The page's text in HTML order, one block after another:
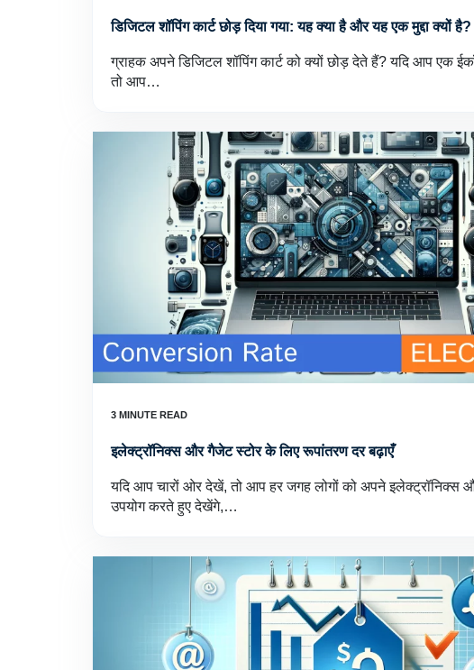
डिजिटल शॉपिंग कार्ट छोड़ दिया गया: यह क्या है और यह एक मुद्दा क्यों है?
ग्राहक अपने डिजिटल शॉपिंग कार्ट को क्यों छोड़ देते हैं? यदि आप एक
तो आप…
इलेक्ट्रॉनिक्स और गैजेट स्टोर के लिए रूपांतरण दर बढ़ाएँ
यदि आप चारों ओर देखें, तो आप हर जगह लोगों को अपने इलेक्ट्रॉनिक्स
उपयोग करते हुए देखेंगे,…